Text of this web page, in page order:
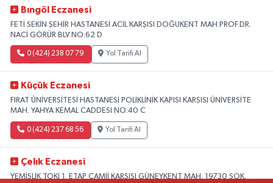
Bıngöl Eczanesi
FETİ SEKİN ŞEHİR HASTANESİ ACİL KARŞISI DOĞUKENT MAH.PROF.DR.
NACİ GÖRÜR BLV.NO:62 D
0 (424) 238 07 79 Yol Tarifi Al
Küçük Eczanesi
FIRAT ÜNİVERSİTESİ HASTANESİ POLİKLİNİK KAPISI KARŞISI ÜNİVERSİTE
MAH. YAHYA KEMAL CADDESI NO:40 C
0 (424) 237 68 56 Yol Tarifi Al
Çelık Eczanesi
YEMİŞLİK TOKİ 1. ETAP CAMİİ KARŞISI GÜNEYKENT MAH. 19730 SOK.